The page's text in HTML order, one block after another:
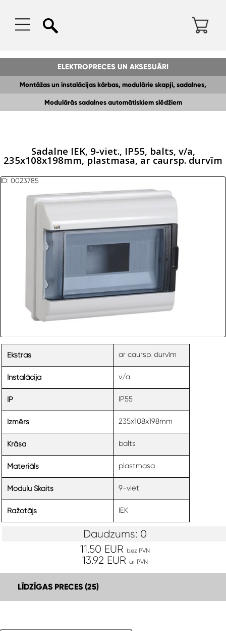
ELEKTROPRECES UN AKSESUĀRI
Montāžas un instalācijas kārbas, modulārie skapji, sadalnes,
kopnes,DIN sliedes
Modulārās sadalnes automātiskiem slēdžiem
Sadalne IEK, 9-viet., IP55, balts, v/a,
235x108x198mm, plastmasa, ar caursp. durvīm
ID: 0023785
Ekstras ar caursp. durvīm
Instalācija v/a
IP IP55
Izmērs 235x108x198mm
Krāsa balts
Materiāls plastmasa
Moduļu Skaits 9-viet.
Ražotājs IEK
Daudzums: 0
11.50 EUR bez PVN
13.92 EUR ar PVN
LĪDZĪGAS PRECES (25)